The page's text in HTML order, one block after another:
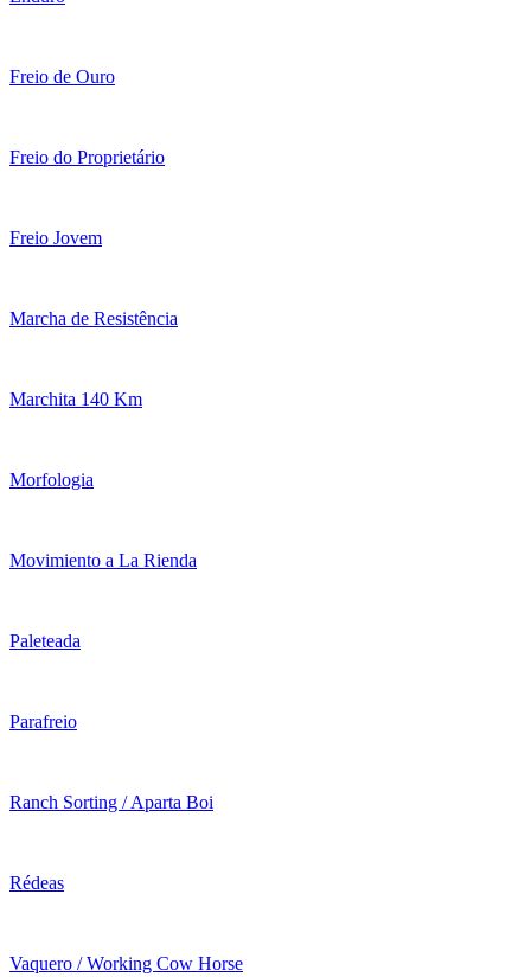
Freio de Ouro
Freio do Proprietário
Freio Jovem
Marcha de Resistência
Marchita 140 Km
Morfologia
Movimiento a La Rienda
Paleteada
Parafreio
Ranch Sorting / Aparta Boi
Rédeas
Vaquero / Working Cow Horse